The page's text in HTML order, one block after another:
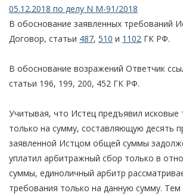
05.12.2018 по делу N М-91/2018
В обоснование заявленных требований
Договор, статьи 487, 510 и 1102 ГК РФ.
В обоснование возражений Ответчик
статьи 196, 199, 200, 452 ГК РФ.
Учитывая, что Истец предъявил исковые
только на сумму, составляющую десять
заявленной Истцом общей суммы
уплатил арбитражный сбор только в
суммы, единоличный арбитр
требования только на данную сумму.